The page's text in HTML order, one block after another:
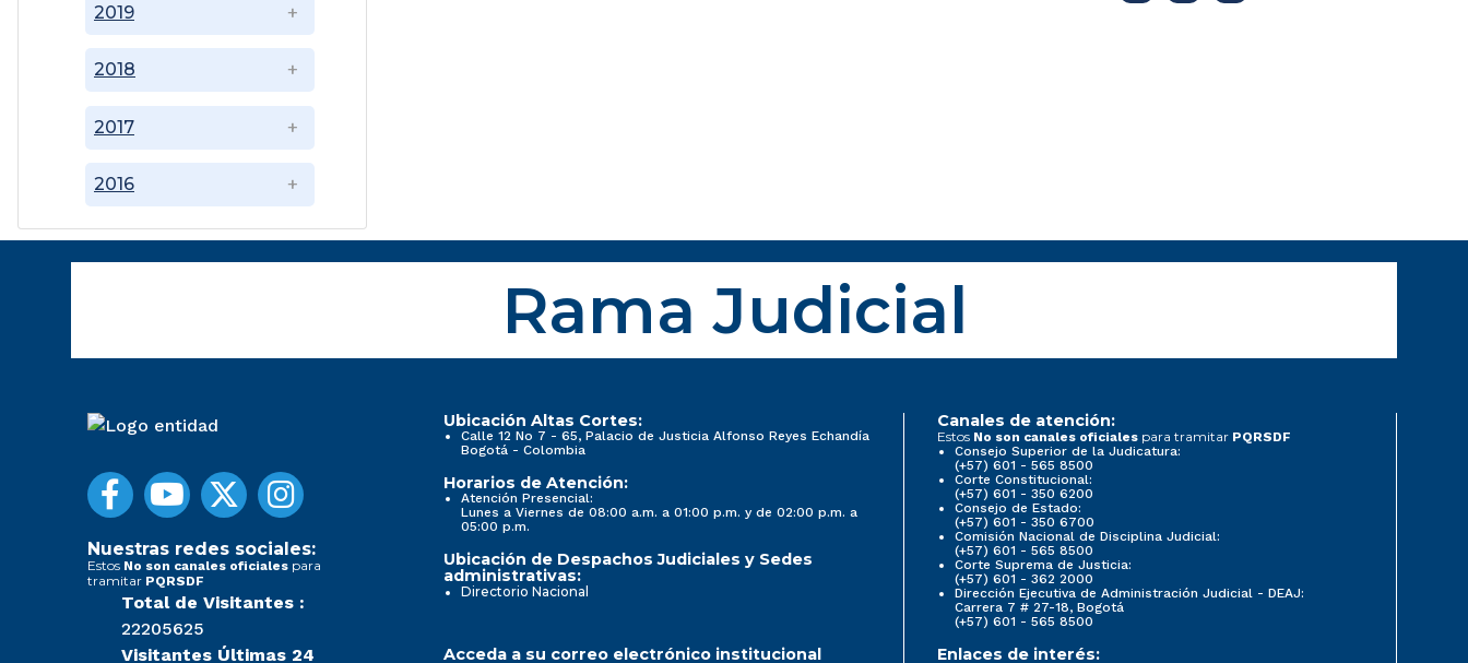
2016
2017
2018
2019
Rama Judicial
Nuestras redes sociales:
Estos No son canales oficiales para
tramitar PQRSDF
Total de Visitantes :
22205625
Visitantes Últimas 24
Ubicación Altas Cortes:
Calle 12 No 7 - 65, Palacio de Justicia Alfonso Reyes Echandía
Bogotá - Colombia
Horarios de Atención:
Atención Presencial:
Lunes a Viernes de 08:00 a.m. a 01:00 p.m. y de 02:00 p.m. a
05:00 p.m.
Ubicación de Despachos Judiciales y Sedes
administrativas:
Directorio Nacional
Canales de atención:
Estos No son canales oficiales para tramitar PQRSDF
Consejo Superior de la Judicatura:
(+57) 601 - 565 8500
Corte Constitucional:
(+57) 601 - 350 6200
Consejo de Estado:
(+57) 601 - 350 6700
Comisión Nacional de Disciplina Judicial:
(+57) 601 - 565 8500
Corte Suprema de Justicia:
(+57) 601 - 362 2000
Dirección Ejecutiva de Administración Judicial - DEAJ:
Carrera 7 # 27-18, Bogotá
(+57) 601 - 565 8500
Acceda a su correo electrónico institucional Enlaces de interés: